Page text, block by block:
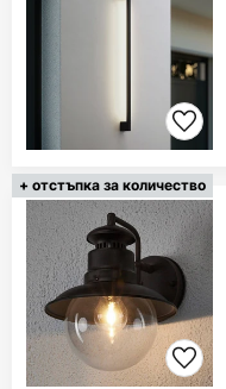
+ отстъпка за количество